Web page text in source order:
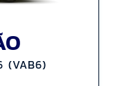
(VAB6)